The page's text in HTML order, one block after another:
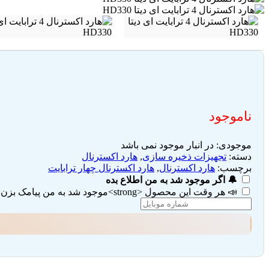
ناموجود
موجودی: در انبار موجود نمی باشد
دسته: تجهیزات ذخیره سازی, هارد اکسترنال
برچسب: هارد اکسترنال, هارد اکسترنال چهار ترابایت
🔔 اگر موجود شد به من اطلاع بده
📣 هر وقت این محصول <strong>موجود شد به من پیامک بزن</strong> (تیک هر دو گزینه را بزنید)